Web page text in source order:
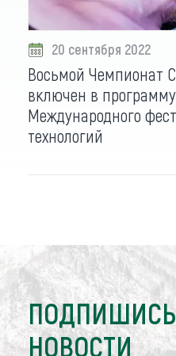
20 сентября 2022
Восьмой Чемпионат
включен в программу
Международного
технологий
НОВОСТИ